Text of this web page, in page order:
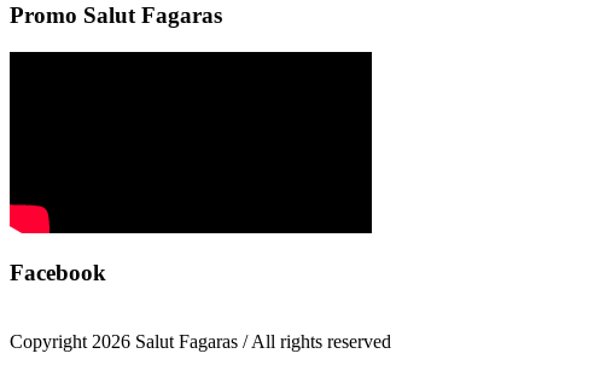
Promo Salut Fagaras
Facebook
Copyright 2026 Salut Fagaras / All rights reserved